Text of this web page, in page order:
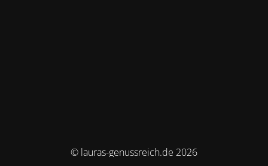
© lauras-genussreich.de 2026